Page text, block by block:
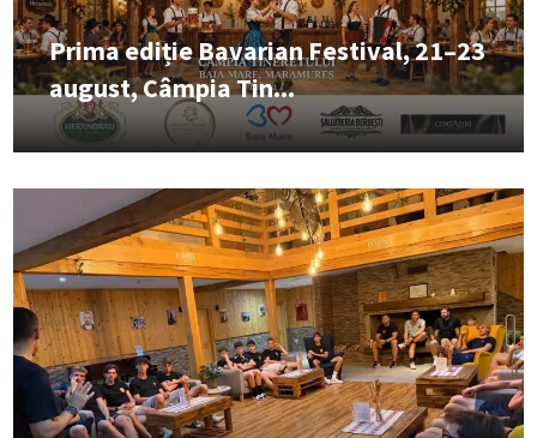
Prima ediție Bavarian Festival, 21–23
august, Câmpia Tin...